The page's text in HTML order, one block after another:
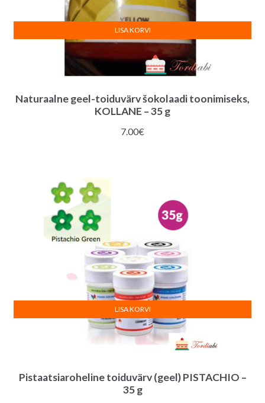
Naturaalne geel-toiduvärv šokolaadi toonimiseks,
KOLLANE – 35 g
7.00€
LISA KORVI
Pistaatsiaroheline toiduvärv (geel) PISTACHIO –
35 g
LISA KORVI